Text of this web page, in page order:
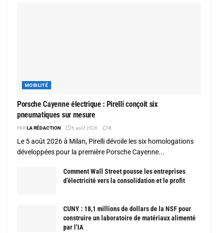
MOBILITÉ
Porsche Cayenne électrique : Pirelli conçoit six
pneumatiques sur mesure
PARLA RÉDACTION 6 août 2026 0
Le 5 août 2026 à Milan, Pirelli dévoile les six homologations
développées pour la première Porsche Cayenne...
Comment Wall Street pousse les entreprises
d’électricité vers la consolidation et le profit
CUNY : 18,1 millions de dollars de la NSF pour
construire un laboratoire de matériaux alimenté
par l’IA